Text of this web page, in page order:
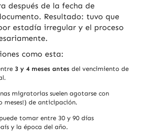
después de la fecha de
Resultado: tuvo que
estadía irregular y el proceso
como esta:
3 y 4 meses antes del vencimiento de
migratorias suelen agotarse con
meses!) de anticipación.
tomar entre 30 y 90 días
y la época del año.